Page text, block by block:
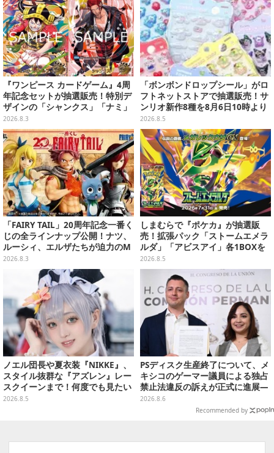
『ワンピース カードゲーム』4周
年記念セットが抽選販売！特別デ
ザインの「シャンクス」「ナミ」
など9枚のプロモカードを収録
2026.8.3
「ボンボンドロップシール」がロ
フトネットストアで抽選販売！サ
ンリオ新作8種を8月6日10時より
受付開始
2026.8.5
「FAIRY TAIL」20周年記念一番く
じの全ラインナップ公開！ナツ、
ルーシィ、エルザたちが迫力のM
ASTERLISEで初登場
2026.8.3
しまむらで『ポケカ』が抽選販
売！拡張パック「ストームエメラ
ルダ」「アビスアイ」各1BOXを
ラインナップ
2026.8.5
ノエル団長や夏衣装『NIKKE』、
スタイル抜群な『アズレン』レー
スクイーンまで！何度でも見たい
「コミケ106」美女レイヤー【プ
2026.8.5
PSディスク生産終了について、メ
キシコのゲーマー議員による独占
禁止法違反の訴えが正式に進展―
「テクノロジーは自由を拡大する
ために役立つべき」
2026.8.6
Recommended by